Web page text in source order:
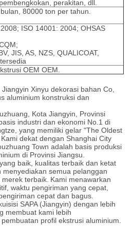
perakitan, dll.
80000 ton per tahun.
ISO 14001: 2004; OHSAS
JIS, AS, NZS, QUALICOAT,
OEM OEM.
Xinyu dekorasi bahan Co,
aluminium konstruksi dan
Kota Jiangyin, Provinsi
industri dan ekonomi No.1 di
yang memiliki gelar "The Oldest
Kami dekat dengan Shanghai City
Town adalah basis produksi
di Provinsi Jiangsu.
baik, kualitas terbaik dan ketat
menyediakan semua pelanggan
terbaik. Kami menawarkan
waktu pengiriman yang cepat,
cepat dan bagus.
SAPA (Jiangyin) dengan lebih
membuat kami lebih
profil ekstrusi aluminium.